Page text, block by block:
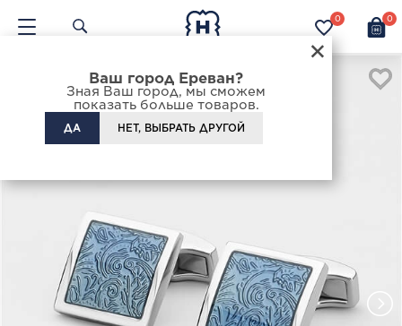
×
Ваш город Ереван?
Зная Ваш город, мы сможем
показать больше товаров.
ДА НЕТ, ВЫБРАТЬ ДРУГОЙ
0 0